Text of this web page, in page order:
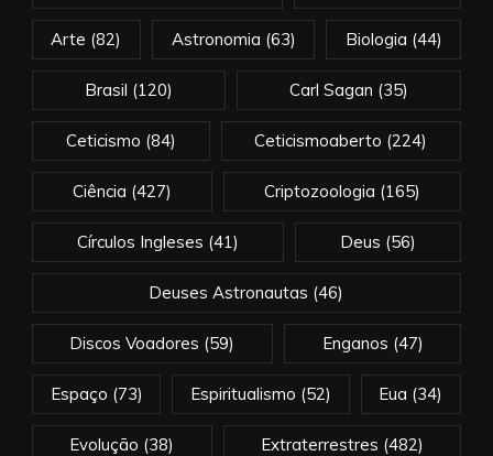
Arte (82) Astronomia (63) Biologia (44)
Brasil (120) Carl Sagan (35)
Ceticismo (84) Ceticismoaberto (224)
Ciência (427) Criptozoologia (165)
Círculos Ingleses (41) Deus (56)
Deuses Astronautas (46)
Discos Voadores (59) Enganos (47)
Espaço (73) Espiritualismo (52) Eua (34)
Evolução (38) Extraterrestres (482)